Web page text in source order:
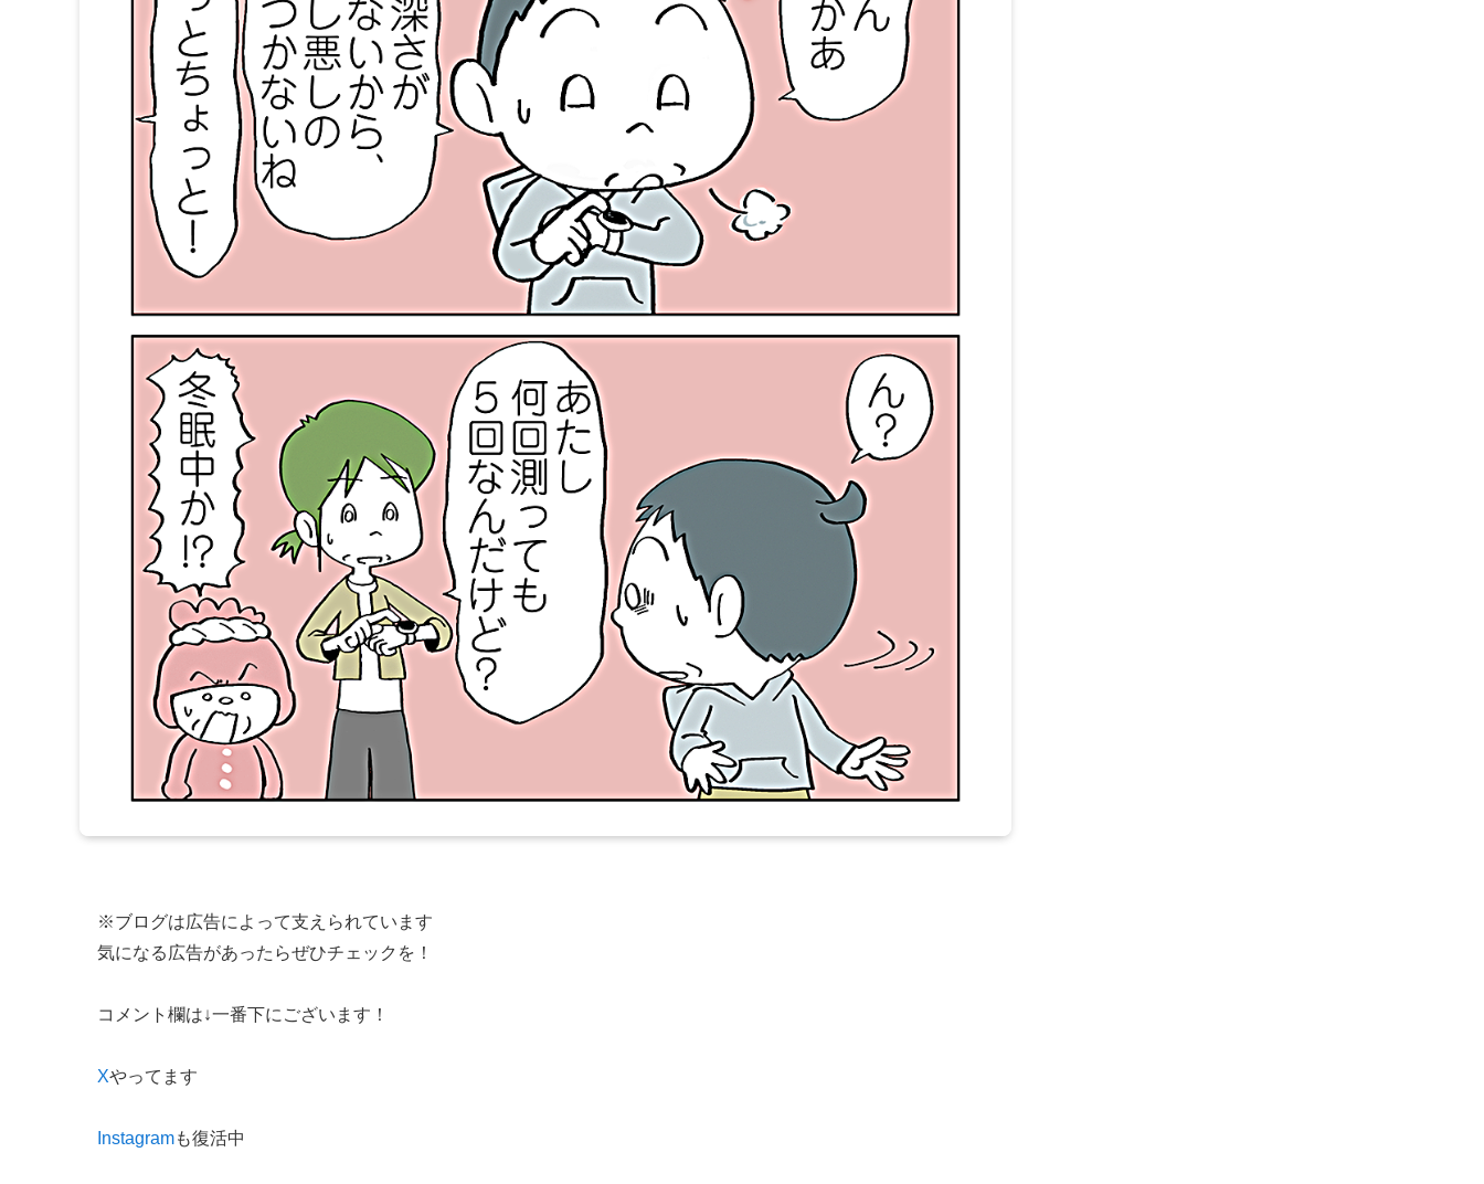
※ブログは広告によって支えられています
気になる広告があったらぜひチェックを！
コメント欄は↓一番下にございます！
Xやってます
Instagramも復活中